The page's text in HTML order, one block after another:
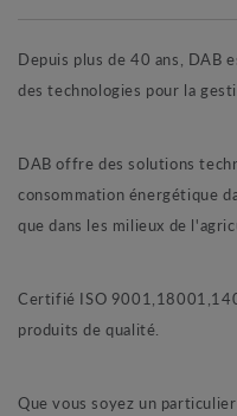
Depuis plus de 40 ans, DAB
des technologies pour la
DABoffre des solutions
consommation énergétique
que dans les milieux de
Certifié ISO
produits de qualité.
Que vous soyez un